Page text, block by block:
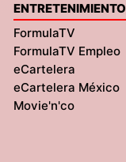
ENTRETENIMIENTO
FormulaTV
FormulaTV Empleo
eCartelera
eCartelera México
Movie'n'co